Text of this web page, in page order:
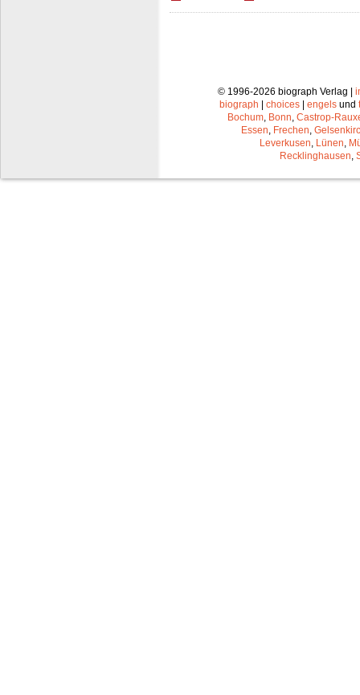
© 1996-2026 biograph Verlag |
biograph | choices | engels und
Bochum Bonn Castrop-
Essen Frechen
Leverkusen Lünen
Recklinghausen